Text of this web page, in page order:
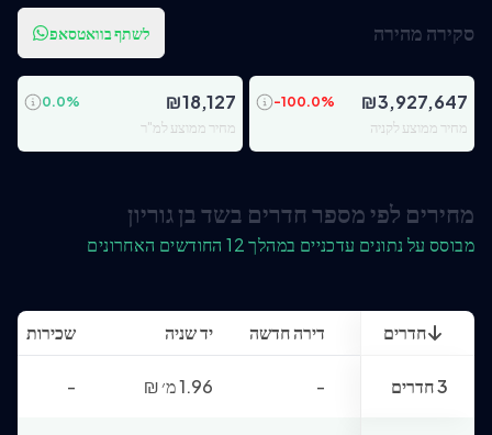
סקירה מהירה לשתף בוואטסאפ
₪3,927,647
-100.0%
מחיר ממוצע לקניה
₪18,127
0.0%
מחיר ממוצע למ"ר
מחירים לפי מספר חדרים בשד בן גוריון
מבוסס על נתונים עדכניים במהלך 12 החודשים האחרונים
חדרים דירה חדשה יד שניה שכירות
3 חדרים - 1.96 מ׳ ₪
-